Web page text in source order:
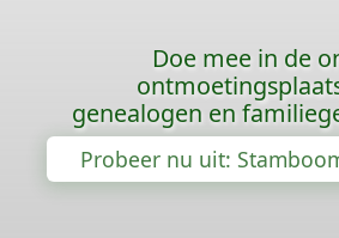
Doe mee in de
genealogen en
Probeer nu uit: